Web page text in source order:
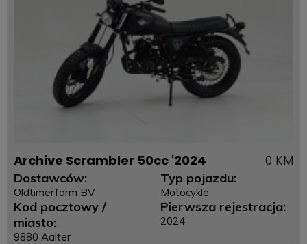
Archive Scrambler 50cc '2024 0 KM
Dostawców:
Oldtimerfarm BV
Kod pocztowy /
miasto:
9880 Aalter
Typ pojazdu:
Motocykle
Pierwsza rejestracja:
2024